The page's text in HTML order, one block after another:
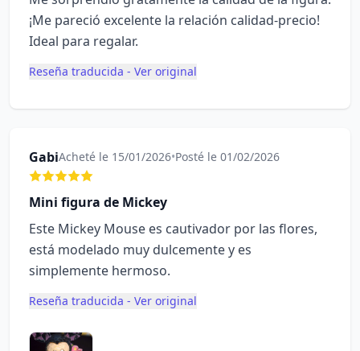
¡Me pareció excelente la relación calidad-precio!
Ideal para regalar.
Reseña traducida - Ver original
GabiAcheté le 15/01/2026•Posté le 01/02/2026
Mini figura de Mickey
Este Mickey Mouse es cautivador por las flores,
está modelado muy dulcemente y es
simplemente hermoso.
Reseña traducida - Ver original